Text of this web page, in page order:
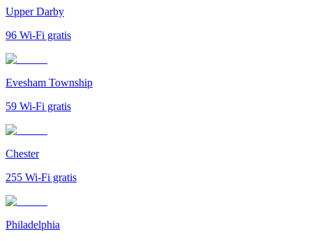
Upper Darby
96 Wi-Fi gratis
Evesham Township
59 Wi-Fi gratis
Chester
255 Wi-Fi gratis
Philadelphia